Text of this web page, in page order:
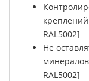
RAL5002]
Не
RAL5002]